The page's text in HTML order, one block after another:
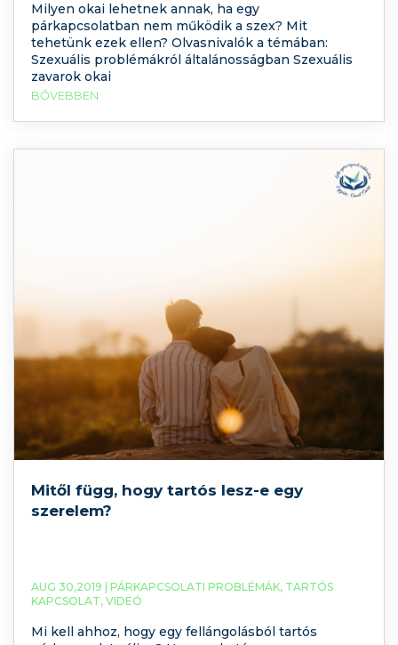
Milyen okai lehetnek annak, ha egy
párkapcsolatban nem működik a szex? Mit
tehetünk ezek ellen? Olvasnivalók a témában:
Szexuális problémákról általánosságban Szexuális
zavarok okai
BŐVEBBEN
Mitől függ, hogy tartós lesz-e egy
szerelem?
AUG 30,2019 | PÁRKAPCSOLATI PROBLÉMÁK, TARTÓS
KAPCSOLAT, VIDEÓ
Mi kell ahhoz, hogy egy fellángolásból tartós